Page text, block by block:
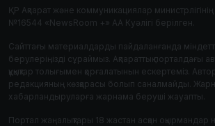
ҚР Ақпарат және коммуникациялар
№16544 «NewsRoom +» АА Куәлігі берілген.
Сайттағы материалдарды пайдаланғанда
берулеріңізді сұраймыз. Ақпараттық порталдағы
құқықтар толығымен қорғалатынын ескертеміз.
редакцияның көзқарасы болып саналмайды.
хабарландыруларға жарнама беруші жауапты.
Портал жаңалықтары 18 жастан асқан оқырмандар